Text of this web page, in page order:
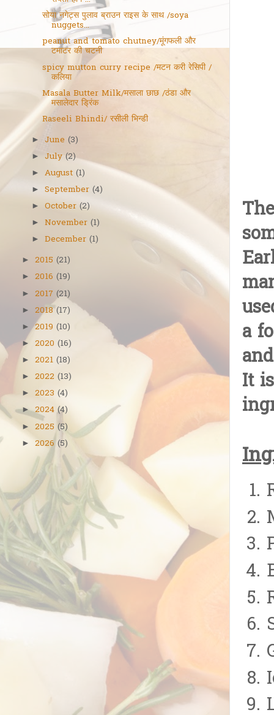
a
It
सोया नगेट्स पुलाव ब्राउन राइस के साथ /soya
nuggets...
peanut and tomato chutney/मूंगफली और
टमाटर की चटनी
spicy mutton curry recipe /मटन करी रेसिपी /
कलिया
Masala Butter Milk/मसाला छाछ /ठंडा और
मसालेदार ड्रिंक
Raseeli Bhindi/ रसीली भिन्डी
►June (3)
►July (2)
► August (1)
►September (4)
►October (2)
►November (1)
►December (1)
► 2015 (21)
► 2016 (19)
► 2017 (21)
► 2018 (17)
►2019 (10)
► 2020 (16)
► 2021 (18)
► 2022 (13)
► 2023 (4)
►2024 (4)
► 2025 (5)
► 2026 (5)